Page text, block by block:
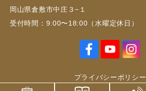
岡山県倉敷市中庄３−１
受付時間：9:00〜18:00（水曜定休日）
プライバシーポリシー